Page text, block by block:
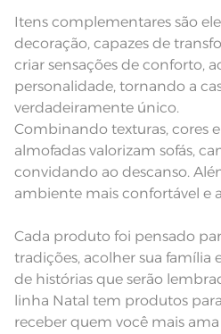
Itens complementares são
decoração, capazes de
criar sensações de conforto,
personalidade, tornando a
verdadeiramente único.
Combinando texturas, cores
almofadas valorizam sofás,
convidando ao descanso.
ambiente mais confortável e
Cada produto foi pensado
tradições, acolher sua família
de histórias que serão
linha Natal tem produtos
receber quem você mais